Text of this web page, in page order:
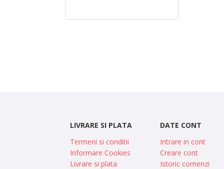
LIVRARE SI PLATA
Termeni si conditii
Informare Cookies
Livrare si plata
DATE CONT
Intrare in cont
Creare cont
Istoric comenzi